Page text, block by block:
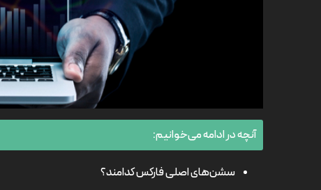
آنچه در ادامه می‌خوانیم:
سشن‌های اصلی فارکس کدامند؟